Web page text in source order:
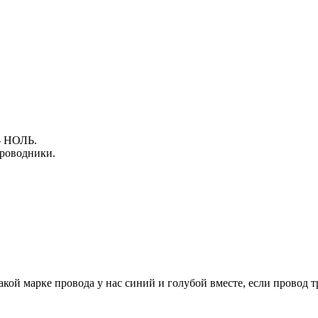
НОЛЬ.
марке провода у нас синий и голубой вместе, если провод